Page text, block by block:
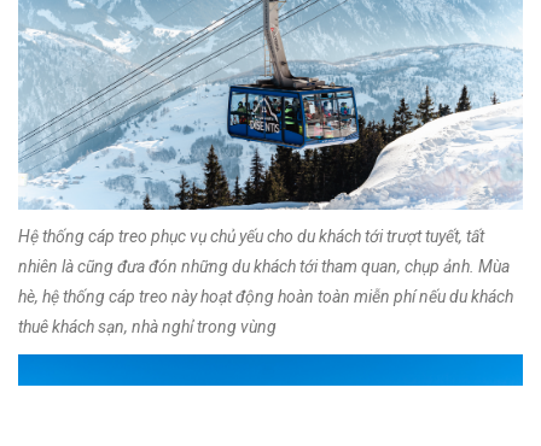
Hệ thống cáp treo phục vụ chủ yếu cho du khách tới trượt tuyết, tất
nhiên là cũng đưa đón những du khách tới tham quan, chụp ảnh. Mùa
hè, hệ thống cáp treo này hoạt động hoàn toàn miễn phí nếu du khách
thuê khách sạn, nhà nghỉ trong vùng